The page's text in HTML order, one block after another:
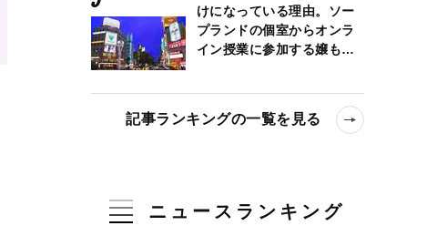
けになっている理由。ソー
プランドの個室からオンラ
イン授業に参加する嬢も…
記事ランキングの一覧を見る
ニュースランキング